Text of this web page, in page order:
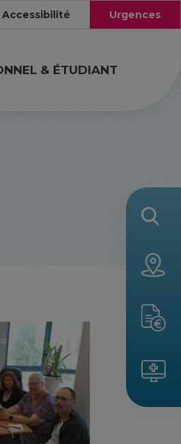
Accessibilité Urgences
& ÉTUDIANT